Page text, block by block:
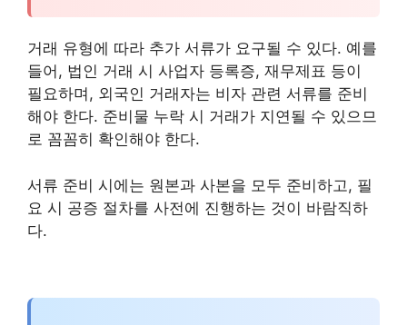
거래 유형에 따라 추가 서류가 요구될 수 있다. 예를
들어, 법인 거래 시 사업자 등록증, 재무제표 등이
필요하며, 외국인 거래자는 비자 관련 서류를 준비
해야 한다. 준비물 누락 시 거래가 지연될 수 있으므
로 꼼꼼히 확인해야 한다.
서류 준비 시에는 원본과 사본을 모두 준비하고, 필
요 시 공증 절차를 사전에 진행하는 것이 바람직하
다.